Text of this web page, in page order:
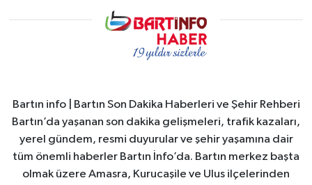
Bartın info | Bartın Son Dakika Haberleri ve Şehir Rehberi
Bartın’da yaşanan son dakika gelişmeleri, trafik kazaları,
yerel gündem, resmi duyurular ve şehir yaşamına dair
tüm önemli haberler Bartın İnfo’da. Bartın merkez başta
olmak üzere Amasra, Kurucaşile ve Ulus ilçelerinden